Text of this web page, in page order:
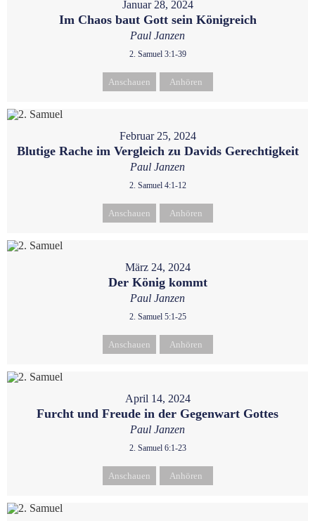
Januar 28, 2024
Im Chaos baut Gott sein Königreich
Paul Janzen
2. Samuel 3:1-39
Anschauen Anhören
Februar 25, 2024
Blutige Rache im Vergleich zu Davids Gerechtigkeit
Paul Janzen
2. Samuel 4:1-12
Anschauen Anhören
März 24, 2024
Der König kommt
Paul Janzen
2. Samuel 5:1-25
Anschauen Anhören
April 14, 2024
Furcht und Freude in der Gegenwart Gottes
Paul Janzen
2. Samuel 6:1-23
Anschauen Anhören